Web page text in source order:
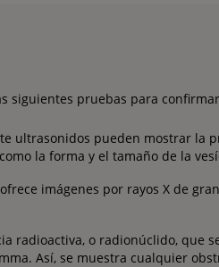
siguientes pruebas para
ultrasonidos pueden mostrar la
la forma y el tamaño de la
imágenes por rayos X de
radioactiva, o radionúclido, que
Así, se muestra cualquier